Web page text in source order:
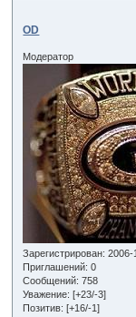
OD
Модератор
Зарегистрирован: 2006-
Приглашений: 0
Сообщений: 758
Уважение: [+23/-3]
Позитив: [+16/-1]